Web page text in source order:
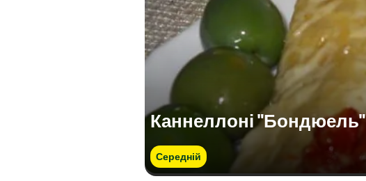
Каннеллоні "Бондюель"
Середній